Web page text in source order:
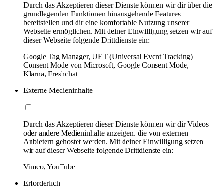
Durch das Akzeptieren dieser Dienste können wir dir über die
grundlegenden Funktionen hinausgehende Features
bereitstellen und dir eine komfortable Nutzung unserer
Webseite ermöglichen. Mit deiner Einwilligung setzen wir auf
dieser Webseite folgende Drittdienste ein:
Google Tag Manager, UET (Universal Event Tracking)
Consent Mode von Microsoft, Google Consent Mode,
Klarna, Freshchat
Externe Medieninhalte
Durch das Akzeptieren dieser Dienste können wir dir Videos
oder andere Medieninhalte anzeigen, die von externen
Anbietern gehostet werden. Mit deiner Einwilligung setzen
wir auf dieser Webseite folgende Drittdienste ein:
Vimeo, YouTube
Erforderlich